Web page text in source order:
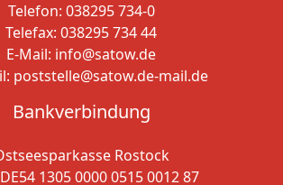
Telefon: 038295 734-0
Telefax: 038295 734 44
E-Mail: info@satow.de
poststelle@satow.de-mail.de
Bankverbindung
Rostock
1305 0000 0515 0012 87